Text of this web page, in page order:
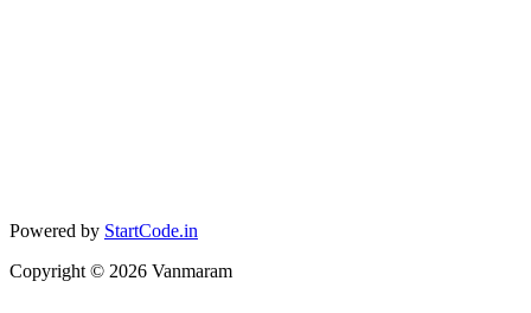
Powered by StartCode.in
Copyright © 2026 Vanmaram